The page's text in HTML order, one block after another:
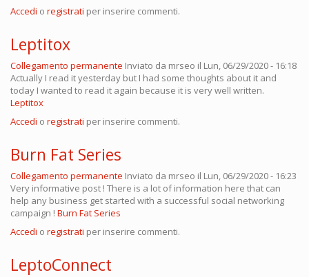
Accedi o registrati per inserire commenti.
Leptitox
Collegamento permanente Inviato da mrseo il Lun, 06/29/2020 - 16:18
Actually I read it yesterday but I had some thoughts about it and
today I wanted to read it again because it is very well written.
Leptitox
Accedi o registrati per inserire commenti.
Burn Fat Series
Collegamento permanente Inviato da mrseo il Lun, 06/29/2020 - 16:23
Very informative post ! There is a lot of information here that can
help any business get started with a successful social networking
campaign ! Burn Fat Series
Accedi o registrati per inserire commenti.
LeptoConnect